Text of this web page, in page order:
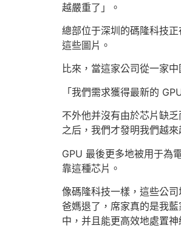
越嚴重了」。
總部位于深圳的碼隆科技
這些圖片。
比來，當這家公司從一家
「我們需求獲得最新的
不外他并沒有由於芯片缺
之后，我們才發明我們越來
GPU 最後更多地被用于為
靠這種芯片。
像碼隆科技一樣，這些公
爸媽退了，席家真的是我
中，并且能更高效地處置